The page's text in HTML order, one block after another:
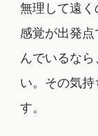
無理して遠
感覚が出発
んでいるな
い。その気
す。